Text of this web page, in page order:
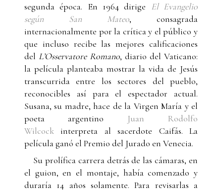
segunda época. En 1964 dirige El Evangelio
según San Mateo, consagrada
internacionalmente por la crítica y el público y
que incluso recibe las mejores calificaciones
del L’Osservatore Romano, diario del Vaticano:
la película planteaba mostrar la vida de Jesús
transcurrida entre los sectores del pueblo,
reconocibles así para el espectador actual.
Susana, su madre, hace de la Virgen María y el
poeta argentino
Juan Rodolfo
Wilcock interpreta al sacerdote Caifás. La
película ganó el Premio del Jurado en Venecia.
Su prolífica carrera detrás de las cámaras, en
el guion, en el montaje, había comenzado y
duraría 14 años solamente. Para revisarlas a